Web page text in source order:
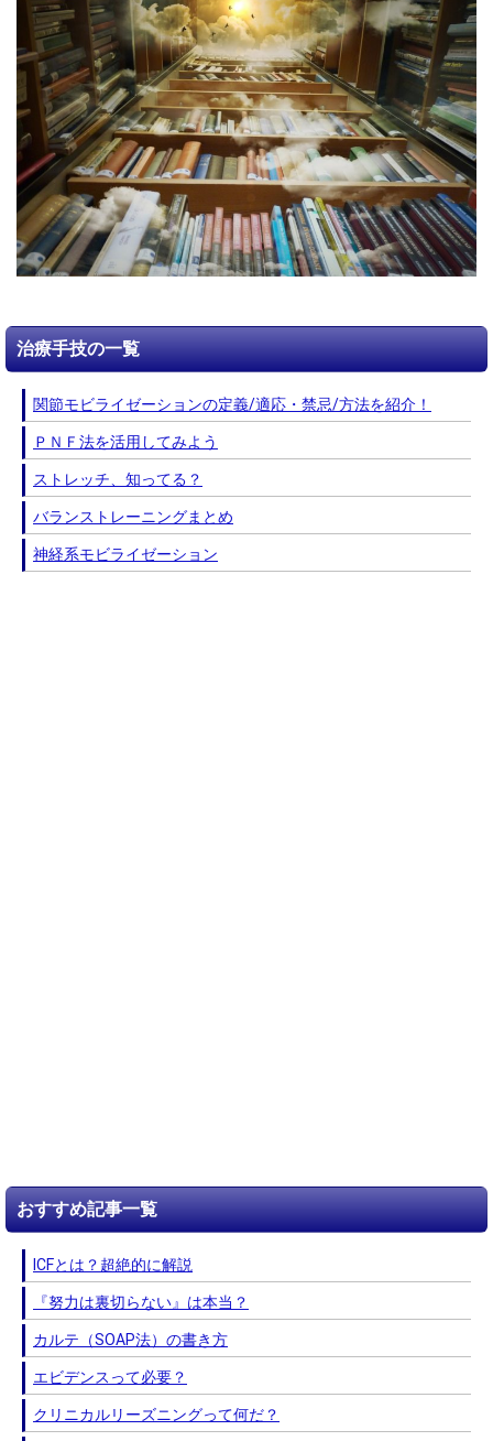
治療手技の一覧
関節モビライゼーションの定義/適応・禁忌/方法を紹介！
ＰＮＦ法を活用してみよう
ストレッチ、知ってる？
バランストレーニングまとめ
神経系モビライゼーション
おすすめ記事一覧
ICFとは？超絶的に解説
『努力は裏切らない』は本当？
カルテ（SOAP法）の書き方
エビデンスって必要？
クリニカルリーズニングって何だ？